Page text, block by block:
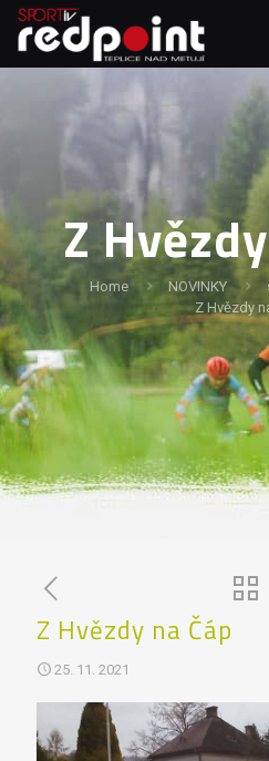
Z
Home NOVINKY
Z Hvězdy
Z Hvězdy na Čáp
25. 11. 2021